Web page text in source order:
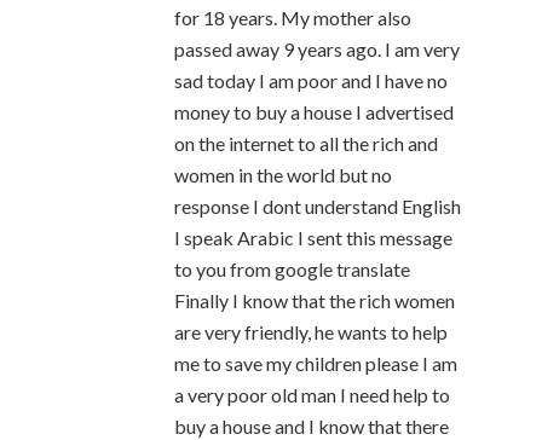
for 18 years. My mother also
passed away 9 years ago. I am very
sad today I am poor and I have no
money to buy a house I advertised
on the internet to all the rich and
women in the world but no
response I dont understand English
I speak Arabic I sent this message
to you from google translate
Finally I know that the rich women
are very friendly, he wants to help
me to save my children please I am
a very poor old man I need help to
buy a house and I know that there